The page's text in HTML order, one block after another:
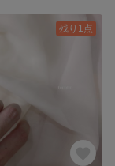
残り1点